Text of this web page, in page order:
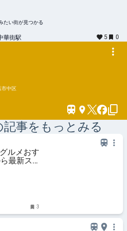
たい街が見つかる
華街駅 5
0
市中区
記事をもっとみる
ルメおす
最新ス
3